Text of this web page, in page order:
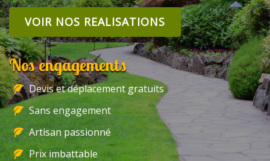
VOIR NOS REALISATIONS
Nos engagements
Devis et déplacement gratuits
Sans engagement
Artisan passionné
Prix imbattable